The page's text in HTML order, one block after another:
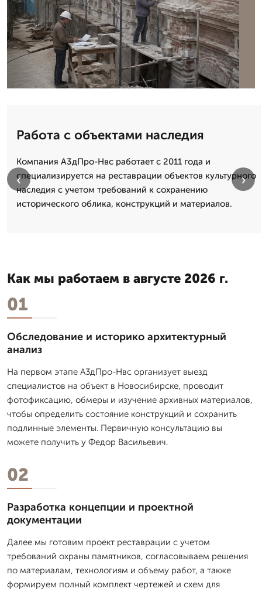
Работа с объектами наследия
Компания А3дПро-Нвс работает с 2011 года и
специализируется на реставрации объектов культурного
наследия с учетом требований к сохранению
исторического облика, конструкций и материалов.
‹ ›
Как мы работаем в августе 2026 г.
01
Обследование и историко архитектурный
анализ
На первом этапе А3дПро-Нвс организует выезд
специалистов на объект в Новосибирске, проводит
фотофиксацию, обмеры и изучение архивных материалов,
чтобы определить состояние конструкций и сохранить
подлинные элементы. Первичную консультацию вы
можете получить у Федор Васильевич.
02
Разработка концепции и проектной
документации
Далее мы готовим проект реставрации с учетом
требований охраны памятников, согласовываем решения
по материалам, технологиям и объему работ, а также
формируем полный комплект чертежей и схем для